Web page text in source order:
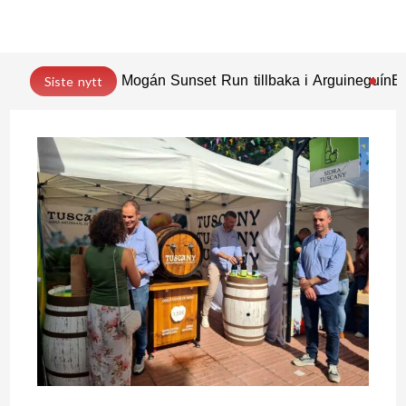
Siste nytt Mogán Sunset Run tillbaka i Arguineguín